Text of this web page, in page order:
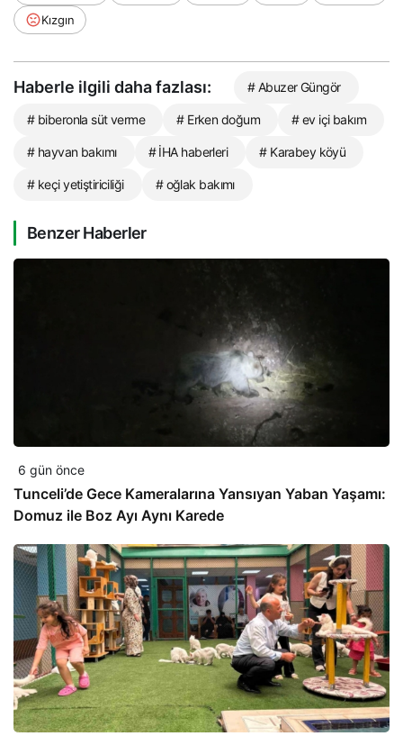
Kızgın
Haberle ilgili daha fazlası: # Abuzer Güngör
# biberonla süt verme # Erken doğum # ev içi bakım
# hayvan bakımı # İHA haberleri # Karabey köyü
# keçi yetiştiriciliği # oğlak bakımı
Benzer Haberler
6 gün önce
Tunceli’de Gece Kameralarına Yansıyan Yaban Yaşamı:
Domuz ile Boz Ayı Aynı Karede